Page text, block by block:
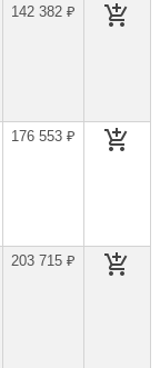
142 382 ₽
176 553 ₽
203 715 ₽